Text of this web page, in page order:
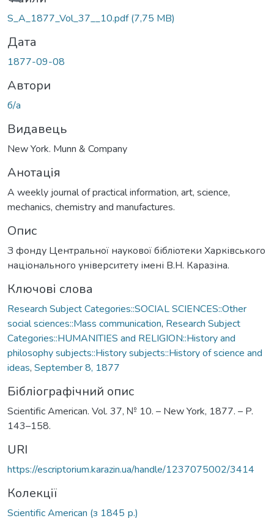
S_A_1877_Vol_37__10.pdf(7,75 MB)
Дата
1877-09-08
Автори
б/а
Видавець
New York. Munn & Company
Анотація
A weekly journal of practical information, art, science,
mechanics, chemistry and manufactures.
Опис
З фонду Центральної наукової бібліотеки Харківського
національного університету імені В.Н. Каразіна.
Ключові слова
Research Subject Categories::SOCIAL SCIENCES::Other
social sciences::Mass communication, Research Subject
Categories::HUMANITIES and RELIGION::History and
philosophy subjects::History subjects::History of science and
ideas, September 8, 1877
Бібліографічний опис
Scientific American. Vol. 37, № 10. – New York, 1877. – P.
143–158.
URI
https://escriptorium.karazin.ua/handle/1237075002/3414
Колекції
Scientific American (з 1845 р.)